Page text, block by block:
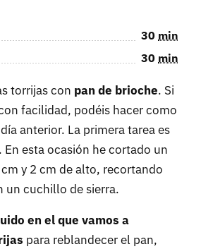
30 min
30 min
torrijas con pan de brioche. Si
facilidad, podéis hacer como
anterior. La primera tarea es
esta ocasión he cortado un
y 2 cm de alto, recortando
un cuchillo de sierra.
en el que vamos a
para reblandecer el pan,